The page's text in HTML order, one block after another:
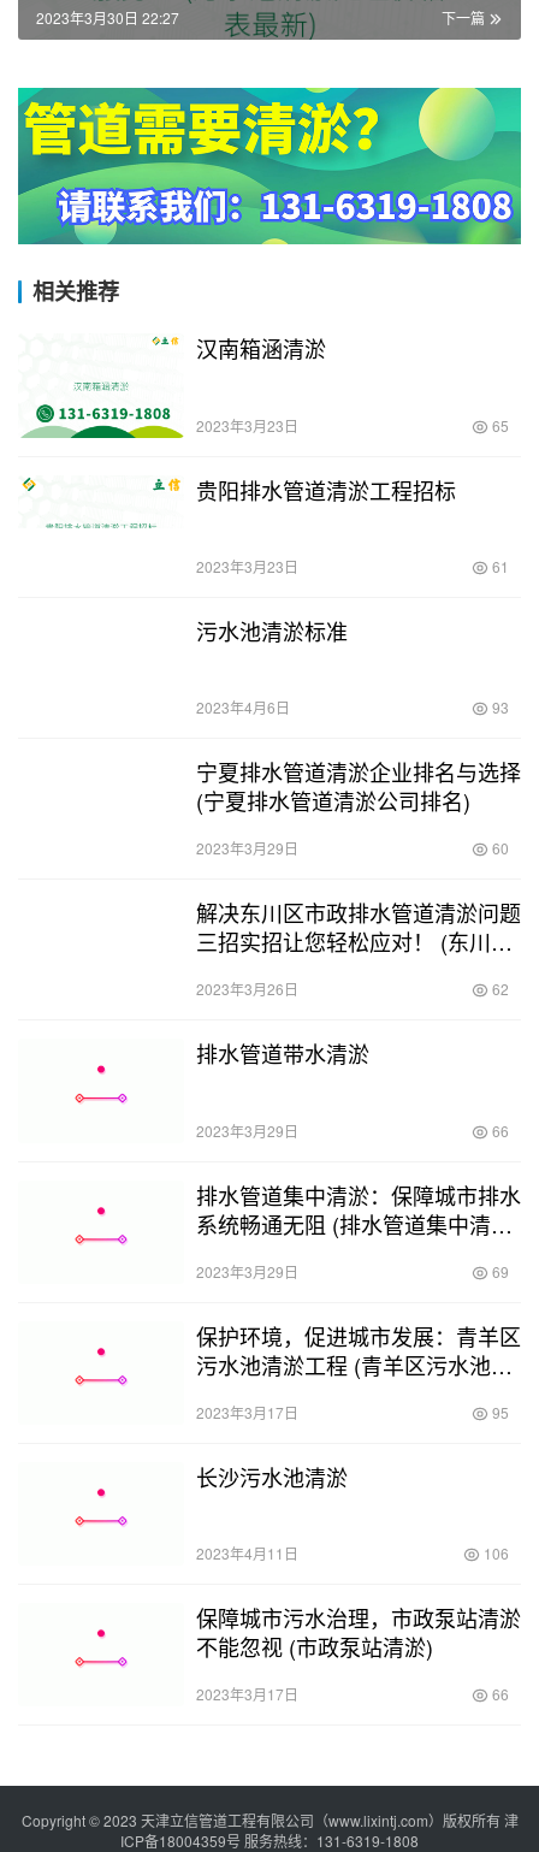
下一篇
2023年3月30日 22:27
相关推荐
汉南箱涵清淤
2023年3月23日 65
贵阳排水管道清淤工程招标
2023年3月23日 61
污水池清淤标准
2023年4月6日 93
宁夏排水管道清淤企业排名与选择
(宁夏排水管道清淤公司排名)
2023年3月29日 60
解决东川区市政排水管道清淤问题
三招实招让您轻松应对！ (东川区
2023年3月26日 62
排水管道带水清淤
2023年3月29日 66
排水管道集中清淤：保障城市排水
系统畅通无阻 (排水管道集中清淤
2023年3月29日 69
保护环境，促进城市发展：青羊区
污水池清淤工程 (青羊区污水池清
2023年3月17日 95
长沙污水池清淤
2023年4月11日 106
保障城市污水治理，市政泵站清淤
不能忽视 (市政泵站清淤)
2023年3月17日 66
Copyright © 2023 天津立信管道工程有限公司（www.lixintj.com）版权所有津
ICP备18004359号 服务热线：131-6319-1808